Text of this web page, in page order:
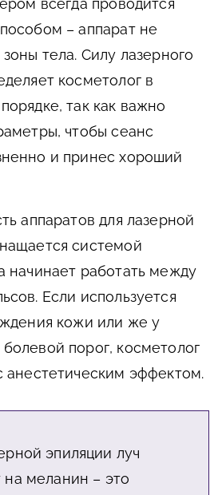
всегда проводится
– аппарат не
тела. Силу лазерного
косметолог в
так как важно
чтобы сеанс
и принес хороший
аппаратов для лазерной
системой
начинает работать между
Если используется
кожи или же у
порог, косметолог
анестетическим эффектом.
эпиляции луч
на меланин – это